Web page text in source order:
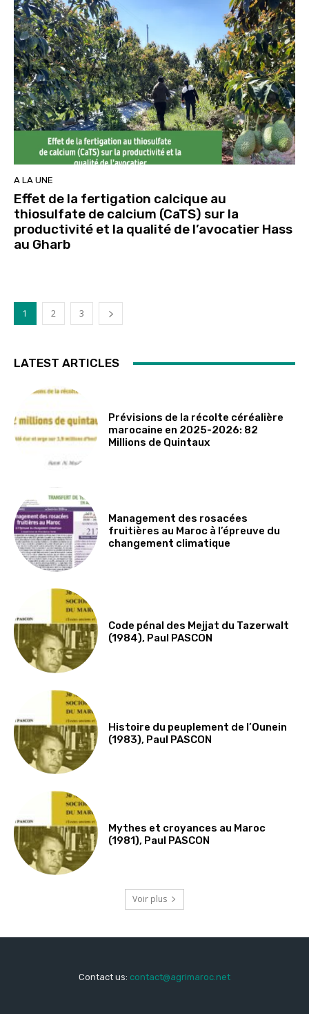
A LA UNE
Effet de la fertigation calcique au
thiosulfate de calcium (CaTS) sur la
productivité et la qualité de l’avocatier Hass
au Gharb
1 2 3
LATEST ARTICLES
Prévisions de la récolte céréalière
marocaine en 2025-2026: 82
Millions de Quintaux
Management des rosacées
fruitières au Maroc à l’épreuve du
changement climatique
Code pénal des Mejjat du Tazerwalt
(1984), Paul PASCON
Histoire du peuplement de l’Ounein
(1983), Paul PASCON
Mythes et croyances au Maroc
(1981), Paul PASCON
Voir plus
Contact us: contact@agrimaroc.net